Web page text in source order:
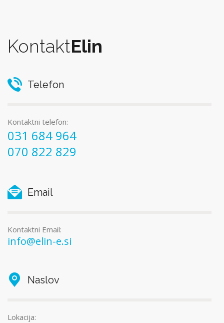
KontaktElin
Telefon
Kontaktni telefon:
031 684 964
070 822 829
Email
Kontaktni Email:
info@elin-e.si
Naslov
Lokacija: